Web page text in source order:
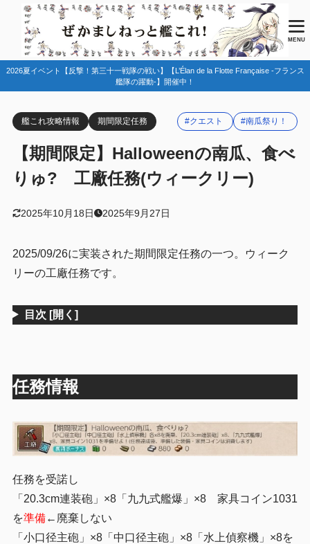
MENU
2026夏イベント【反撃！第三十一戦隊の戦い】【L’Élan de la Flotte Française -フランス
艦隊の躍動-】開催中！
艦これ攻略情報 期間限定任務 #クエスト #南瓜祭り！
【期間限定】Halloweenの南瓜、食べ
りゅ? 工廠任務(ウィークリー)
2025年10月18日 2025年9月27日
2025/09/26に実装された期間限定任務の一つ。ウィーク
リーの工廠任務です。
目次 [開く]
任務情報
任務を受諾し
「20.3cm連装砲」×8「九九式艦爆」×8 家具コイン1031
を準備←廃棄しない
「小口径主砲」×8「中口径主砲」×8「水上偵察機」×8を
目次
1
2 クリア例
2.1 「九九式艦爆」の入手
3 まとめ